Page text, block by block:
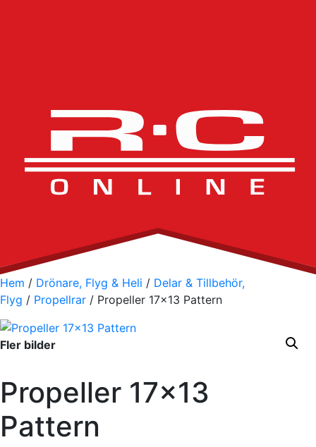
Hem / Drönare, Flyg & Heli / Delar & Tillbehör,
Flyg / Propellrar / Propeller 17×13 Pattern
Fler bilder
Propeller 17×13
Pattern